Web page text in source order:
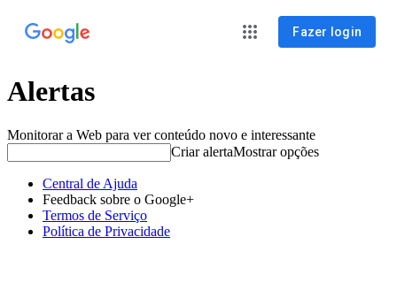
Fazer login
Alertas
Monitorar a Web para ver conteúdo novo e interessante
Criar alertaMostrar opções
Central de Ajuda
Feedback sobre o Google+
Termos de Serviço
Política de Privacidade